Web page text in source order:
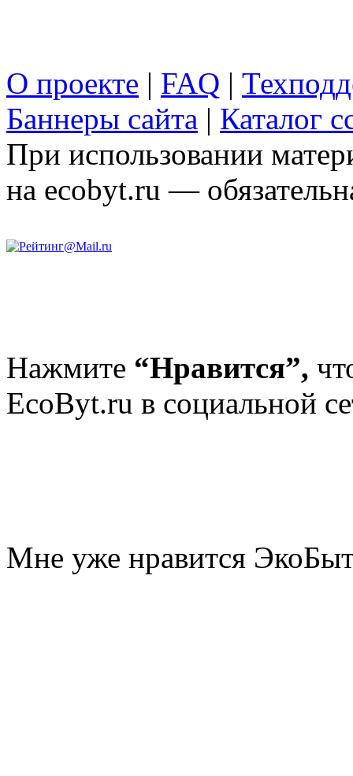
О проекте | FAQ |
Баннеры сайта | Каталог
При использовании
на ecobyt.ru —
Нажмите “Нравится”,
EcoByt.ru в социальной
Мне уже нравится